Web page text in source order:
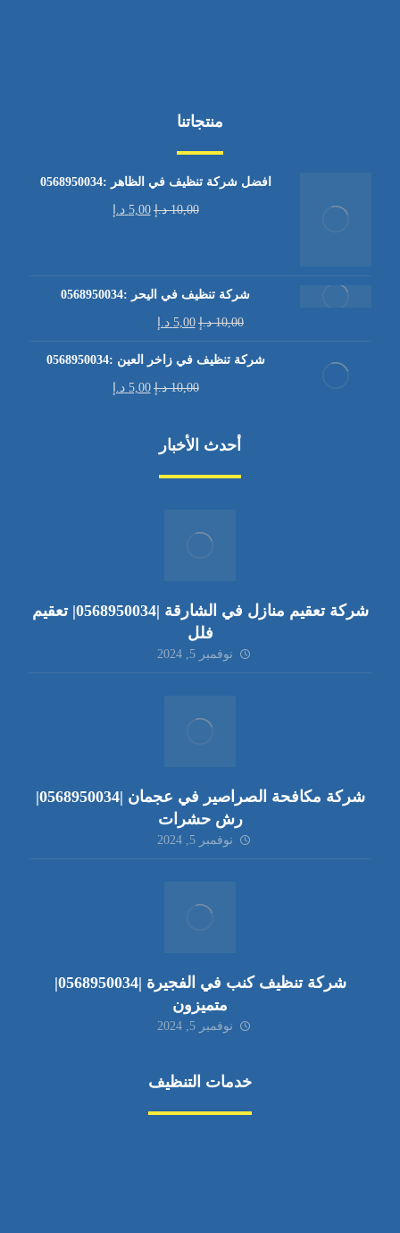
منتجاتنا
افضل شركة تنظيف في الظاهر :0568950034
10,00 د.إ 5,00 د.إ
شركة تنظيف في اليحر :0568950034
10,00 د.إ 5,00 د.إ
شركة تنظيف في زاخر العين :0568950034
10,00 د.إ 5,00 د.إ
أحدث الأخبار
شركة تعقيم منازل في الشارقة |0568950034| تعقيم
فلل
نوفمبر 5, 2024
شركة مكافحة الصراصير في عجمان |0568950034|
رش حشرات
نوفمبر 5, 2024
شركة تنظيف كنب في الفجيرة |0568950034|
متميزون
نوفمبر 5, 2024
خدمات التنظيف